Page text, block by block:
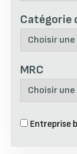
Catégorie
MRC
Entreprise